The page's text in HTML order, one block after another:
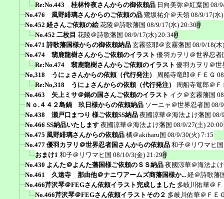
Re:No.443 桂林怜夜さんからの御依頼品 日向美弥＠紅葉国 08/
No.476 風野緋璃さんからのご依頼の品 鷺坂祐介＠天領 08/9/17(水
No.452 経さんご依頼の絵 花陵＠詩歌藩国 08/9/17(水) 20:30
No.452 二枚目 花陵＠詩歌藩国 08/9/17(水) 20:34
No.471 詩歌藩国様からの御依頼納品 玄霧弦耶＠玄霧藩国 08/9/18(木
No.474 翡鹿龍樹さんからご依頼のイラスト 優羽カヲリ＠世界忍者
Re:No.474 翡鹿龍樹さんからご依頼のイラスト 優羽カヲリ＠世
No,318 うにょさんからの依頼（代行発注）
周船寺竜郎＠ＦＥＧ
Re:No,318 うにょさんからの依頼（代行発注）
周船寺竜郎＠Ｆ
No.463 矢上ミサ＠鍋の国さんご依頼のイラスト イク＠玄霧藩国
Ｎｏ.４４２島鍋 玖日様からの依頼納品 ソーニャ＠世界忍者国 08/
No.438 瀬戸口まつり 様ご依頼SS納品 夜國涼華＠海法よけ藩国 08/
No.466 SS納品いたします 夜國涼華＠海法よけ藩国 08/9/27(土) 20:00
No.475 風野緋璃さんからの依頼品 橘＠akiharu国 08/9/30(火) 7:15
No.477 優羽カヲリ＠世界忍者国さんからの依頼品 和子＠リワマヒ国
おまけ1 和子＠リワマヒ国 08/10/3(金) 21:29
No.430 よんた＠よんた藩国様ご依頼のＳＳ納品 夜國涼華＠海法よ
No.461 久遠寺 那由他＠ナニワアームズ商藩国様か... 経＠詩歌藩
No.466芹沢琴＠FEGさん依頼イラスト完成しました 多岐川佑華＠Ｆ
No.466芹沢琴＠FEGさん依頼イラストその２ 多岐川佑華＠ＦＥ